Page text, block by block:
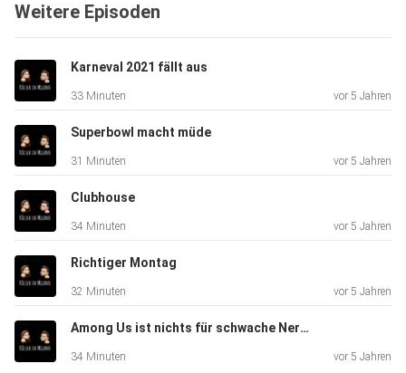
Weitere Episoden
Karneval 2021 fällt aus
33 Minuten vor 5 Jahren
Superbowl macht müde
31 Minuten vor 5 Jahren
Clubhouse
34 Minuten vor 5 Jahren
Richtiger Montag
32 Minuten vor 5 Jahren
Among Us ist nichts für schwache Nerven
34 Minuten vor 5 Jahren